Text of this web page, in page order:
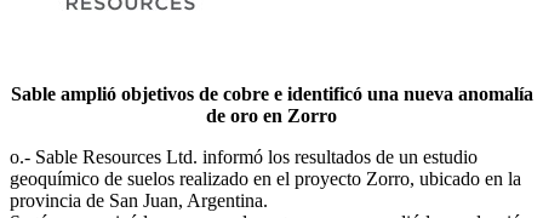
Sable amplió objetivos de cobre e identificó una nueva anomalía
de oro en Zorro
o.- Sable Resources Ltd. informó los resultados de un estudio
geoquímico de suelos realizado en el proyecto Zorro, ubicado en la
provincia de San Juan, Argentina.